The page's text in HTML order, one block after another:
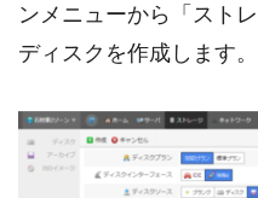
ンメニューから「スト
ディスクを作成します。